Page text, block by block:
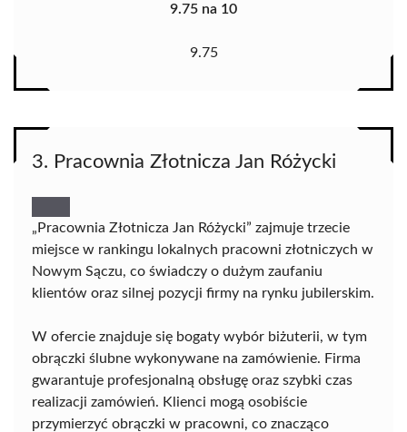
9.75 na 10
9.75
3. Pracownia Złotnicza Jan Różycki
„Pracownia Złotnicza Jan Różycki” zajmuje trzecie
miejsce w rankingu lokalnych pracowni złotniczych w
Nowym Sączu, co świadczy o dużym zaufaniu
klientów oraz silnej pozycji firmy na rynku jubilerskim.
W ofercie znajduje się bogaty wybór biżuterii, w tym
obrączki ślubne wykonywane na zamówienie. Firma
gwarantuje profesjonalną obsługę oraz szybki czas
realizacji zamówień. Klienci mogą osobiście
przymierzyć obrączki w pracowni, co znacząco